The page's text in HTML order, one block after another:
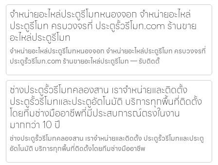
จำหน่ายอะไหล่ประตูรีโมทหนองจอก จำหน่ายอะไหล่
ประตูรีโมท ครบวงจรที่ ประตูรั้วรีโมท.com ร้านขาย
อะไหล่ประตูรีโมท
จำหน่ายอะไหล่ประตูรีโมทหนองจอก จำหน่ายอะไหล่ประตูรีโมท ครบวงจรที่
ประตูรั้วรีโมท.com ร้านขายอะไหล่ประตูรีโมท — รับติดตั้
ช่างประตูรั้วรีโมทคลองสาน เราจำหน่ายและติดตั้ง
ประตูรั้วรีโมทและประตูอัตโนมัติ บริการทุกพื้นที่ติดตั้ง
โดยทีมช่างมืออาชีพที่มีประสบการณ์ตรงในงาน
มากกว่า 10 ปี
ช่างประตูรั้วรีโมทคลองสาน เราจำหน่ายและติดตั้ง ประตูรั้วรีโมทและประตู
อัตโนมัติ บริการทุกพื้นที่ติดตั้งโดยทีมช่างมืออาชีพ